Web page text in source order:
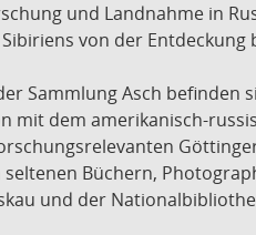
und Landnahme in
von der
Sammlung Asch befinden
mit dem amerikanisch-
Büchern,
und der